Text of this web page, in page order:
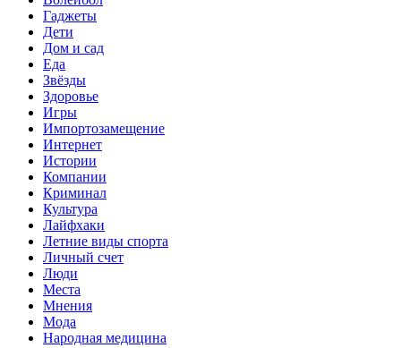
Гаджеты
Дети
Дом и сад
Еда
Звёзды
Здоровье
Игры
Импортозамещение
Интернет
Истории
Компании
Криминал
Культура
Лайфхаки
Летние виды спорта
Личный счет
Люди
Места
Мнения
Мода
Народная медицина